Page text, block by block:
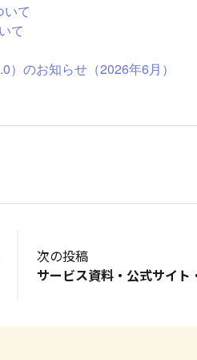
て
て
のお知らせ（2026年6月）
次の投稿
サービス資料・公式サイト